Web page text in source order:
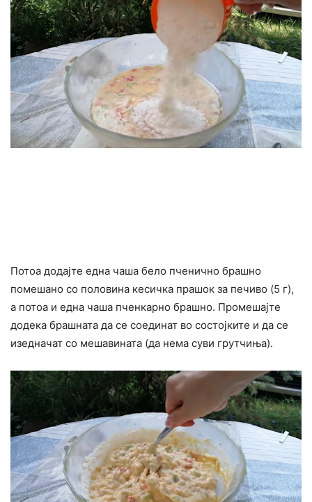
Потоа додајте една чаша бело пченично брашно
помешано со половина кесичка прашок за печиво (5 г),
а потоа и една чаша пченкарно брашно. Промешајте
додека брашната да се соединат во состојките и да се
изедначат со мешавината (да нема суви грутчиња).